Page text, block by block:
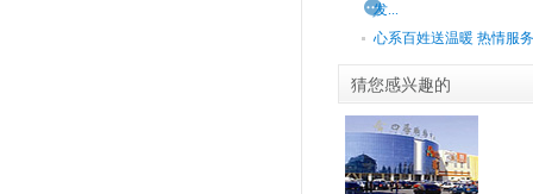
发...
心系百姓送温暖 热情服
猜您感兴趣的